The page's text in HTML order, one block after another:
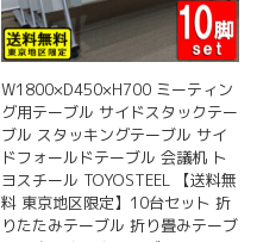
W1800×D450×H700 ミーティン
グ用テーブル サイドスタックテー
ブル スタッキングテーブル サイ
ドフォールドテーブル 会議机 ト
ヨスチール TOYOSTEEL 【送料無
料 東京地区限定】10台セット 折
りたたみテーブル 折り畳みテーブ